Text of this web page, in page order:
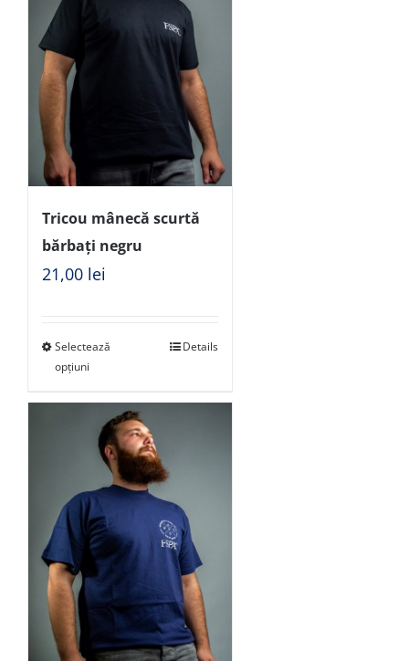
Tricou mânecă scurtă
bărbați negru
21,00 lei
Selectează
opțiuni
Details